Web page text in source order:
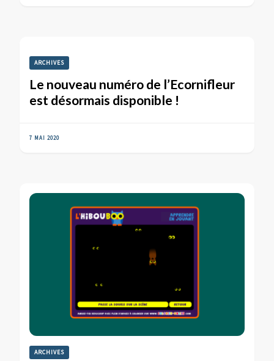
ARCHIVES
Le nouveau numéro de l’Ecornifleur
est désormais disponible !
7 MAI 2020
ARCHIVES